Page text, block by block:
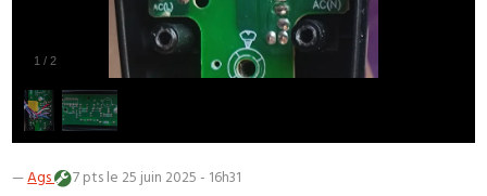
1 /2
—Ags 7 ptsle 25 juin 2025 - 16h31